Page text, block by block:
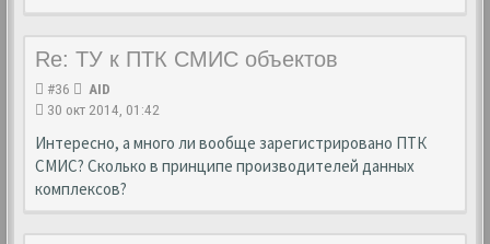
Re: ТУ к ПТК СМИС объектов
#36
AID
30 окт 2014, 01:42
Интересно, а много ли вообще зарегистрировано ПТК
СМИС? Сколько в принципе производителей данных
комплексов?